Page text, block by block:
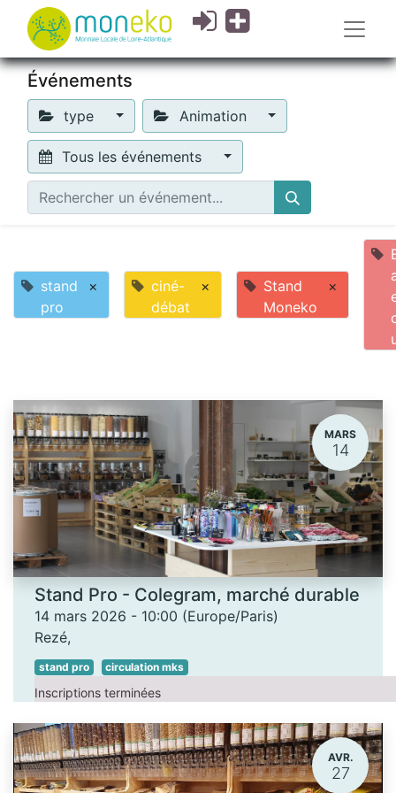
Événements
type Animation
Tous les événements
stand
pro
×
ciné-
débat
×
Stand
Moneko
×
MARS
14
Stand Pro - Colegram, marché durable
14 mars 2026 - 10:00 (Europe/Paris)
Rezé,
stand pro circulation mks
Inscriptions terminées
AVR.
27